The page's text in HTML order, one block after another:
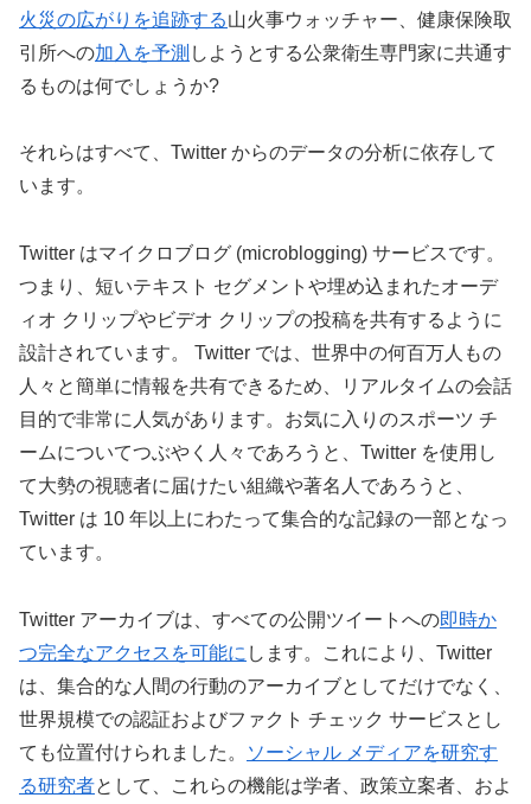
火災の広がりを追跡する山火事ウォッチャー、健康保険取
引所への加入を予測 しようとする公衆衛生専門家に共通す
るものは何でしょうか?
それらはすべて、Twitter からのデータの分析に依存して
います。
Twitter はマイクロブログ (microblogging) サービスです。
つまり、短いテキスト セグメントや埋め込まれたオーデ
ィオ クリップやビデオ クリップの投稿を共有するように
設計されています。 Twitter では、世界中の何百万人もの
人々と簡単に情報を共有できるため、リアルタイムの会話
目的で非常に人気があります。お気に入りのスポーツ チ
ームについてつぶやく人々であろうと、Twitter を使用し
て大勢の視聴者に届けたい組織や著名人であろうと、
Twitter は 10 年以上にわたって集合的な記録の一部となっ
ています。
Twitter アーカイブは、すべての公開ツイートへの即時か
つ完全なアクセスを可能に します。これにより、Twitter
は、集合的な人間の行動のアーカイブとしてだけでなく、
世界規模での認証およびファクト チェック サービスとし
ても位置付けられました。
ソーシャル メディアを研究す
る研究者として、これらの機能は学者、政策立案者、およ